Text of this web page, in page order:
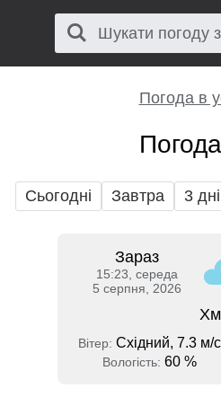
Погода в
Сьогодні Завтра 3 дні
Зараз
15:23, середа
5 серпня, 2026
Вітер: Східний, 7.3 м/с
Вологість: 60 %